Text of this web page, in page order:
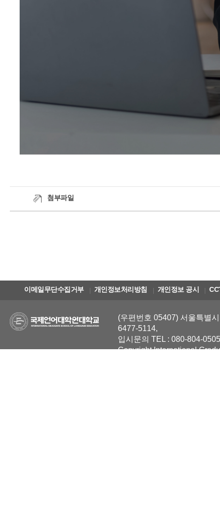
첨부파일
이메일무단수집거부 개인정보처리방침 개인정보 공시
(우편번호 05407) 서울특별
6477-5114,
입시문의 TEL : 080-804-
Copyright International